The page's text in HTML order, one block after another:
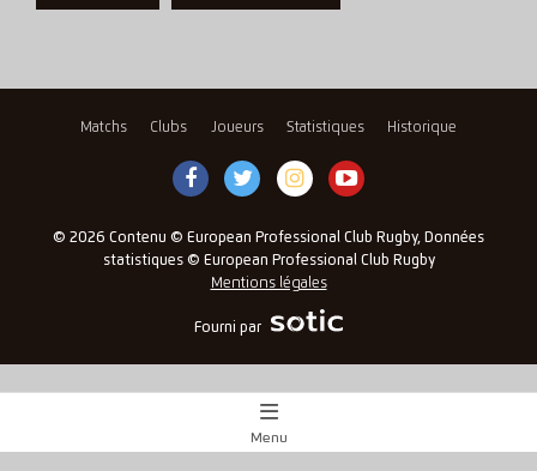
Matchs Clubs Joueurs Statistiques Historique
© 2026 Contenu © European Professional Club Rugby, Données
statistiques © European Professional Club Rugby
Mentions légales
Fourni par
Aperçu
Menu